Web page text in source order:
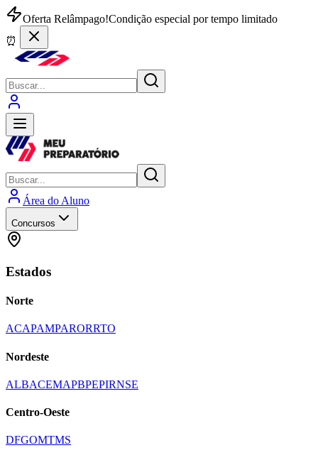
Oferta Relâmpago!Condição especial por tempo limitado
⏰
Área do Aluno
Concursos
Estados
Norte
ACAPAMPARORRTO
Nordeste
ALBACEMAPBPEPIRNSE
Centro-Oeste
DFGOMTMS